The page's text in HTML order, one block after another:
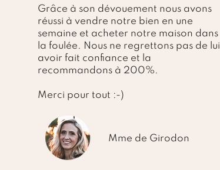
Grâce à son dévouement nous avons
réussi à vendre notre bien en une
semaine et acheter notre maison dans
la foulée. Nous ne regrettons pas de lui
avoir fait confiance et la
recommandons à 200%.
Merci pour tout :-)
Mme de Girodon